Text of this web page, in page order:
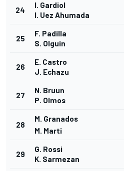
24
I. Gardiol
I. Uez Ahumada
25
F. Padilla
S. Olguin
26
E. Castro
J. Echazu
27
N. Bruun
P. Olmos
28
M. Granados
M. Marti
29
G. Rossi
K. Sarmezan